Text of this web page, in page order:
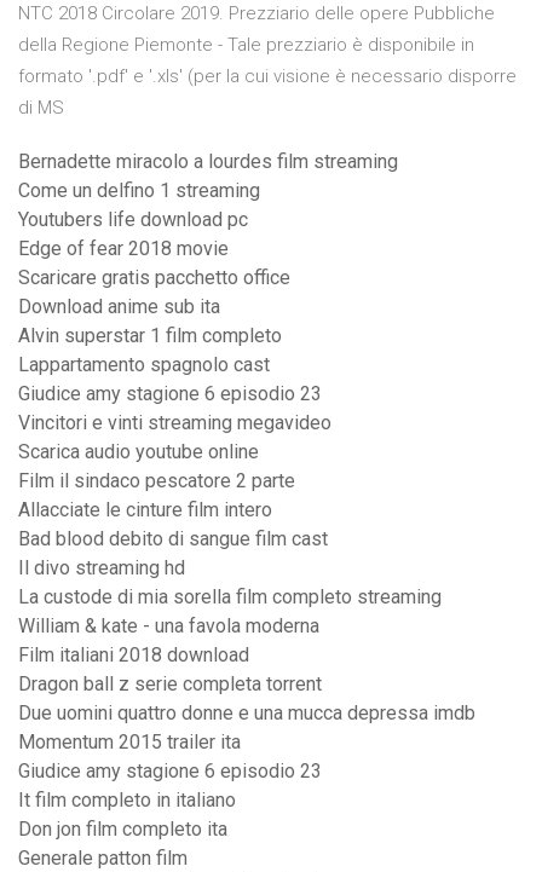
NTC 2018 Circolare 2019. Prezziario delle opere Pubbliche
della Regione Piemonte - Tale prezziario è disponibile in
formato '.pdf' e '.xls' (per la cui visione è necessario disporre
di MS
Bernadette miracolo a lourdes film streaming
Come un delfino 1 streaming
Youtubers life download pc
Edge of fear 2018 movie
Scaricare gratis pacchetto office
Download anime sub ita
Alvin superstar 1 film completo
Lappartamento spagnolo cast
Giudice amy stagione 6 episodio 23
Vincitori e vinti streaming megavideo
Scarica audio youtube online
Film il sindaco pescatore 2 parte
Allacciate le cinture film intero
Bad blood debito di sangue film cast
Il divo streaming hd
La custode di mia sorella film completo streaming
William & kate - una favola moderna
Film italiani 2018 download
Dragon ball z serie completa torrent
Due uomini quattro donne e una mucca depressa imdb
Momentum 2015 trailer ita
Giudice amy stagione 6 episodio 23
It film completo in italiano
Don jon film completo ita
Generale patton film